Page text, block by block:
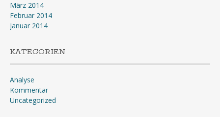
März 2014
Februar 2014
Januar 2014
KATEGORIEN
Analyse
Kommentar
Uncategorized